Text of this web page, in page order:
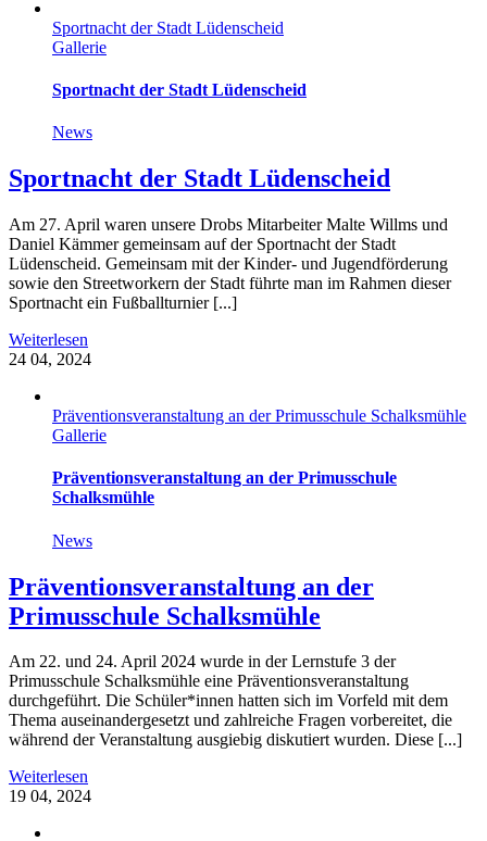
Sportnacht der Stadt Lüdenscheid
Gallerie
Sportnacht der Stadt Lüdenscheid
News
Sportnacht der Stadt Lüdenscheid
Am 27. April waren unsere Drobs Mitarbeiter Malte Willms und
Daniel Kämmer gemeinsam auf der Sportnacht der Stadt
Lüdenscheid. Gemeinsam mit der Kinder- und Jugendförderung
sowie den Streetworkern der Stadt führte man im Rahmen dieser
Sportnacht ein Fußballturnier [...]
Weiterlesen
24 04, 2024
Präventionsveranstaltung an der Primusschule Schalksmühle
Gallerie
Präventionsveranstaltung an der Primusschule
Schalksmühle
News
Präventionsveranstaltung an der
Primusschule Schalksmühle
Am 22. und 24. April 2024 wurde in der Lernstufe 3 der
Primusschule Schalksmühle eine Präventionsveranstaltung
durchgeführt. Die Schüler*innen hatten sich im Vorfeld mit dem
Thema auseinandergesetzt und zahlreiche Fragen vorbereitet, die
während der Veranstaltung ausgiebig diskutiert wurden. Diese [...]
Weiterlesen
19 04, 2024